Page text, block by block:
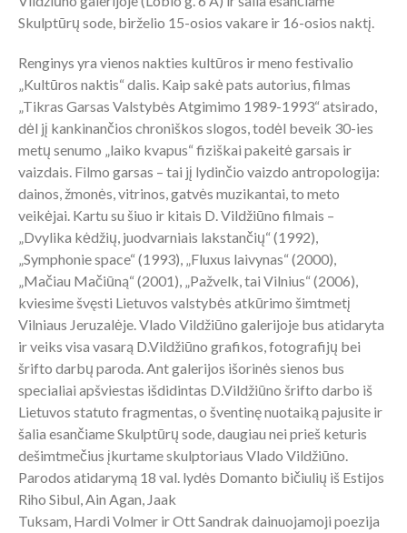
Skulptūrų sode, birželio 15-osios vakare ir 16-osios naktį.
Renginys yra vienos nakties kultūros ir meno festivalio
„Kultūros naktis“ dalis. Kaip sakė pats autorius, filmas
„Tikras Garsas Valstybės Atgimimo 1989-1993“ atsirado,
dėl jį kankinančios chroniškos slogos, todėl beveik 30-ies
metų senumo „laiko kvapus“ fiziškai pakeitė garsais ir
vaizdais. Filmo garsas – tai jį lydinčio vaizdo antropologija:
dainos, žmonės, vitrinos, gatvės muzikantai, to meto
veikėjai. Kartu su šiuo ir kitais D. Vildžiūno filmais –
„Dvylika kėdžių, juodvarniais lakstančių“ (1992),
„Symphonie space“ (1993), „Fluxus laivynas“ (2000),
„Mačiau Mačiūną“ (2001), „Pažvelk, tai Vilnius“ (2006),
kviesime švęsti Lietuvos valstybės atkūrimo šimtmetį
Vilniaus Jeruzalėje. Vlado Vildžiūno galerijoje bus atidaryta
ir veiks visa vasarą D.Vildžiūno grafikos, fotografijų bei
šrifto darbų paroda. Ant galerijos išorinės sienos bus
specialiai apšviestas išdidintas D.Vildžiūno šrifto darbo iš
Lietuvos statuto fragmentas, o šventinę nuotaiką pajusite ir
šalia esančiame Skulptūrų sode, daugiau nei prieš keturis
dešimtmečius įkurtame skulptoriaus Vlado Vildžiūno.
Parodos atidarymą 18 val. lydės Domanto bičiulių iš Estijos
Riho Sibul, Ain Agan, Jaak
Tuksam, Hardi Volmer ir Ott Sandrak dainuojamoji poezija